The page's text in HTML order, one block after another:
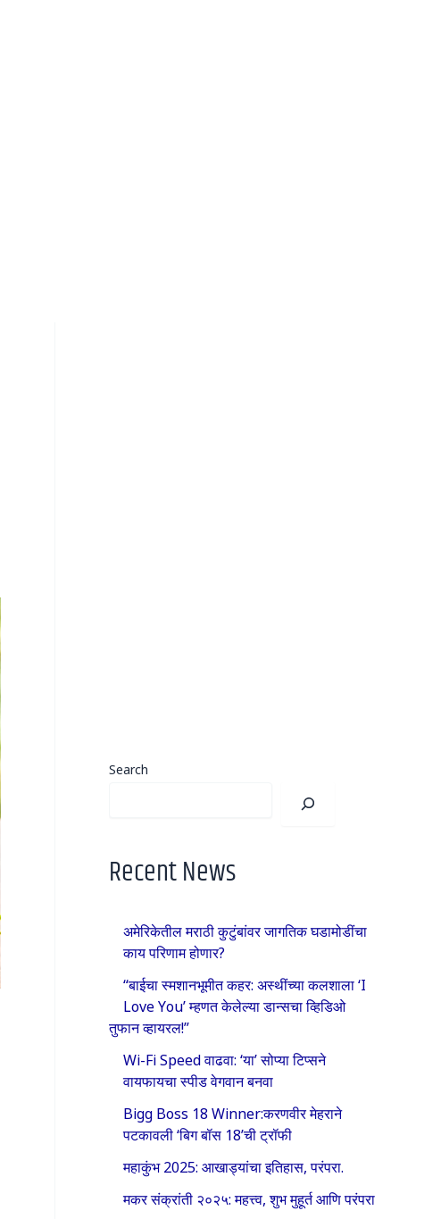
Search
Recent News
अमेरिकेतील मराठी कुटुंबांवर जागतिक घडामोडींचा
काय परिणाम होणार?
“बाईचा स्मशानभूमीत कहर: अस्थींच्या कलशाला ‘I
Love You’ म्हणत केलेल्या डान्सचा व्हिडिओ
तुफान व्हायरल!”
Wi-Fi Speed वाढवा: ‘या’ सोप्या टिप्सने
वायफायचा स्पीड वेगवान बनवा
Bigg Boss 18 Winner:करणवीर मेहराने
पटकावली ‘बिग बॉस 18’ची ट्रॉफी
महाकुंभ 2025: आखाड्यांचा इतिहास, परंपरा.
मकर संक्रांती २०२५: महत्त्व, शुभ मुहूर्त आणि परंपरा